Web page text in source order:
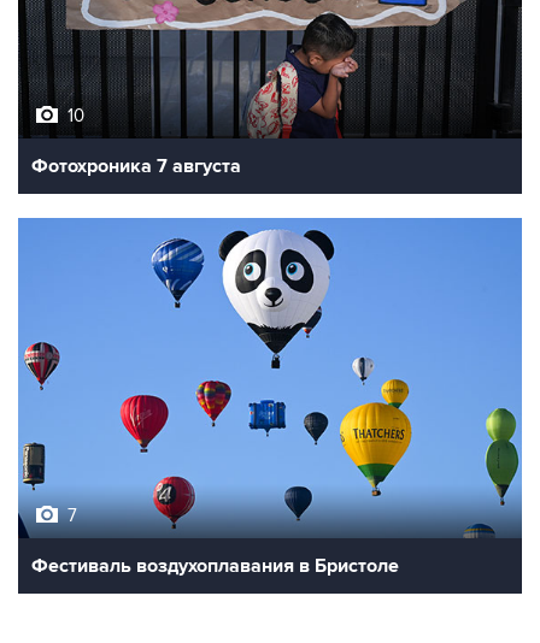
10
Фотохроника 7 августа
7
Фестиваль воздухоплавания в Бристоле